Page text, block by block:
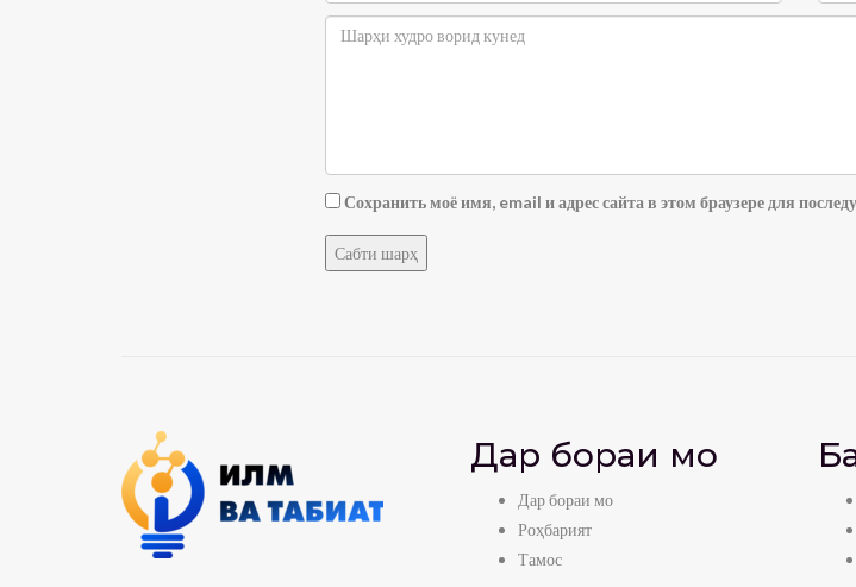
Сохранить моё имя, email и адрес сайта в этом браузере для
Дар бораи мо
Дар бораи мо
Роҳбарият
Тамос